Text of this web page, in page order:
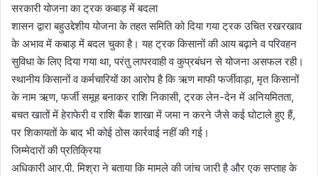
सरकारी योजना का ट्रक कबाड़ में बदला
शासन द्वारा बहुउद्देशीय योजना के तहत समिति को दिया गया ट्रक उचित रखरखाव
के अभाव में कबाड़ में बदल चुका है। यह ट्रक किसानों की आय बढ़ाने व परिवहन
सुविधा के लिए दिया गया था, परंतु लापरवाही व कुप्रबंधन से योजना असफल रही।
स्थानीय किसानों व कर्मचारियों का आरोप है कि ऋण माफी फर्जीवाड़ा, मृत किसानों
के नाम ऋण, फर्जी समूह बनाकर राशि निकासी, ट्रक लेन-देन में अनियमितता,
बचत खातों में हेराफेरी व राशि बैंक शाखा में जमा न करने जैसे कई घोटाले हुए हैं,
पर शिकायतों के बाद भी कोई ठोस कार्रवाई नहीं की गई।
जिम्मेदारों की प्रतिक्रिया
अधिकारी आर.पी. मिश्रा ने बताया कि मामले की जांच जारी है और एक सप्ताह के